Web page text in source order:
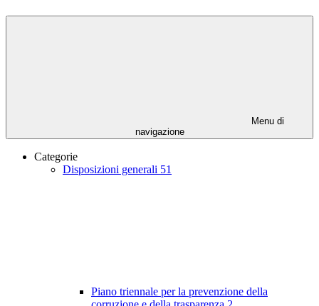
Menu di
navigazione
Categorie
Disposizioni generali 51
Piano triennale per la prevenzione della